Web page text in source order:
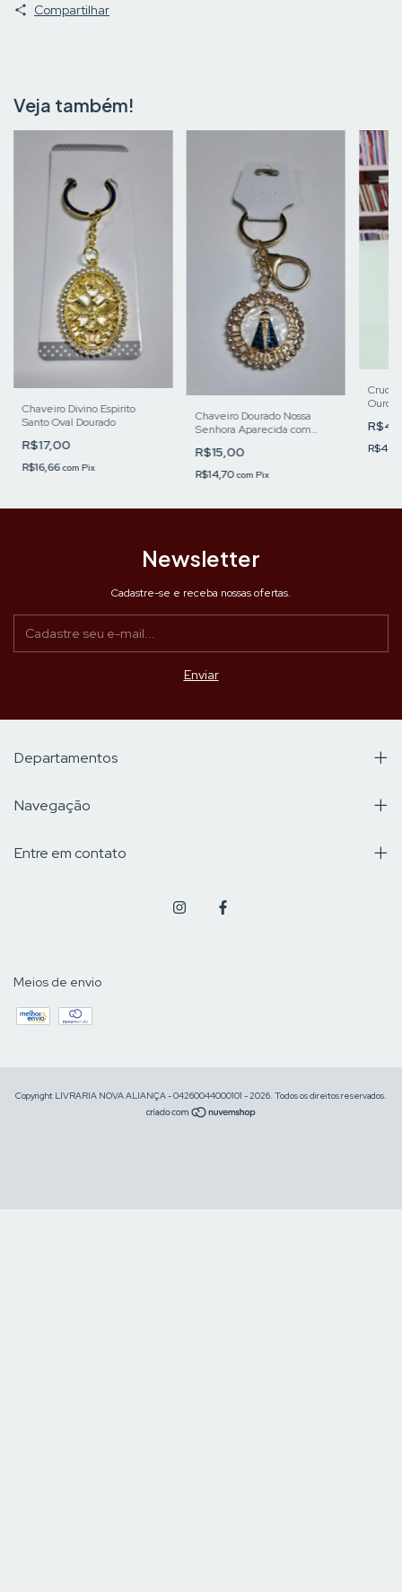
Compartilhar
Veja também!
Chaveiro Divino Espirito
Santo Oval Dourado
R$17,00
R$16,66com Pix
Chaveiro Dourado Nossa
Senhora Aparecida com
R$15,00
R$14,70com Pix
Ouro
Newsletter
Cadastre-se e receba nossas ofertas.
Departamentos
Navegação
Entre em contato
Meios de envio
Copyright LIVRARIA NOVA ALIANÇA - 04260044000101 - 2026. Todos os direitos reservados.